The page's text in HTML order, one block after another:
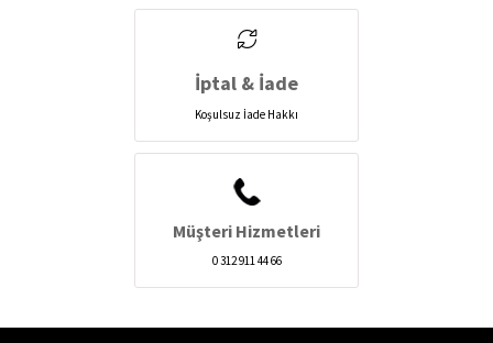
İptal & İade
Koşulsuz İade Hakkı
Müşteri Hizmetleri
0 312 911 44 66